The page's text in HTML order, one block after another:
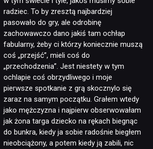
radziec. To by zresztą najbardziej
pasowało do gry, ale odrobinę
zachowawczo dano jakiś tam ochłap
fabularny, żeby ci którzy koniecznie muszą
coś „przejść”, mieli coś do
„przechodzenia”. Jest niestety w tym
ochlapie coś obrzydliwego i moje
pierwsze spotkanie z grą skocznylo się
zaraz na samym początku. Grałem wtedy
jako mężczyzna i najpierw obserwowałam
jak żona targa dziecko na rękach biegnąc
do bunkra, kiedy ja sobie radośnie biegłem
nieobciążony, a potem kiedy ją zabili, nic